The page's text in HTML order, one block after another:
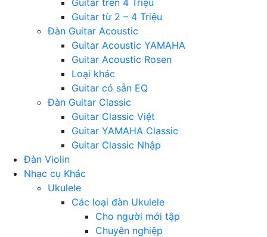
Guitar trên 4 Triệu
Guitar từ 2 – 4 Triệu
Đàn Guitar Acoustic
Guitar Acoustic YAMAHA
Guitar Acoustic Rosen
Loại khác
Guitar có sẵn EQ
Đàn Guitar Classic
Guitar Classic Việt
Guitar YAMAHA Classic
Guitar Classic Nhập
Đàn Violin
Nhạc cụ Khác
Ukulele
Các loại đàn Ukulele
Cho người mới tập
Chuyên nghiệp